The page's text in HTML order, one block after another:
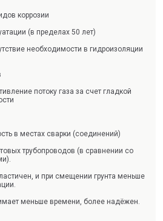
коррозии
(в пределах 50 лет)
необходимости в гидроизоляции
потоку газа за счет гладкой
в местах сварки (соединений)
трубопроводов (в сравнении со
и при смещении грунта меньше
меньше времени, более надёжен.